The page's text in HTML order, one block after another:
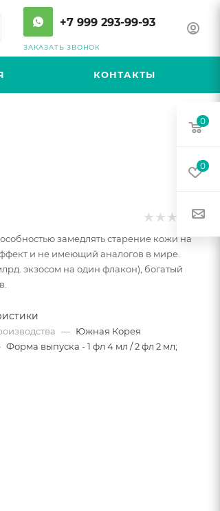
+7 999 293-99-93
ЗАКАЗАТЬ ЗВОНОК
КОНТАКТЫ
замедлять старение кожи на
и не имеющий аналогов в мире.
экзосом на один флакон), богатый
— Южная Корея
Форма выпуска - 1 фл 4 мл / 2 фл 2 мл;
0
0